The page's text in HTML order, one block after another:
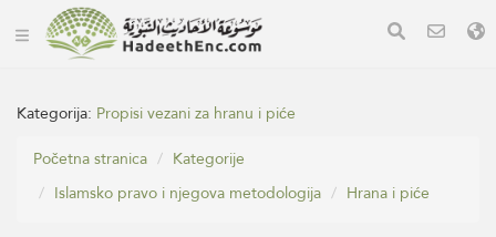
Kategorija: Propisi vezani za hranu i piće
Početna stranica
Kategorije
Islamsko pravo i njegova metodologija
Hrana i piće